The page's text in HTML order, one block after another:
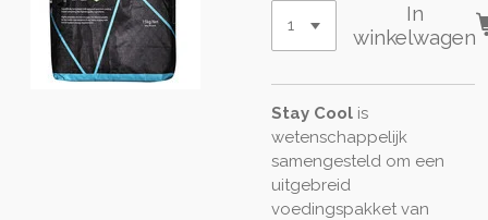
In
winkelwagen
Stay Cool is
wetenschappelijk
samengesteld om een ​​
uitgebreid
voedingspakket van